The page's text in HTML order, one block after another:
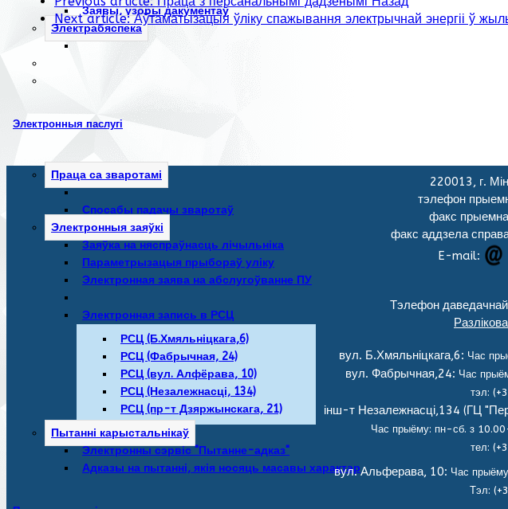
Заявы, узоры дакументаў
Электрабяспека
Электронныя паслугі
Праца са зваротамі
Спосабы падачы зваротаў
Электронныя заяўкі
Заяўка на няспраўнасць лічыльніка
Параметрызацыя прыбораў уліку
Электронная заява на абслугоўванне ПУ
Электронная запись в РСЦ
РСЦ (Б.Хмяльніцкага,6)
РСЦ (Фабрычная, 24)
РСЦ (вул. Алфёрава, 10)
РСЦ (Незалежнасці, 134)
РСЦ (пр-т Дзяржынскага, 21)
Пытанні карыстальнікаў
Электронны сэрвіс "Пытанне-адказ"
Адказы на пытанні, якія носяць масавы характар
Next article: Аўтаматызацыя ўліку спажывання электрычнай энергіі ў
220013, г.
тэлефон
факс
факс аддзела
E-mail:
Тэлефон
вул. Б.Хмяльніцкага,6: Час
вул. Фабрычная,24: Час
тэл:
інш-т Незалежнасці,134 (ГЦ
Час прыёму: пн-сб. з
тел:
вул. Альферава, 10: Час
Тэл: